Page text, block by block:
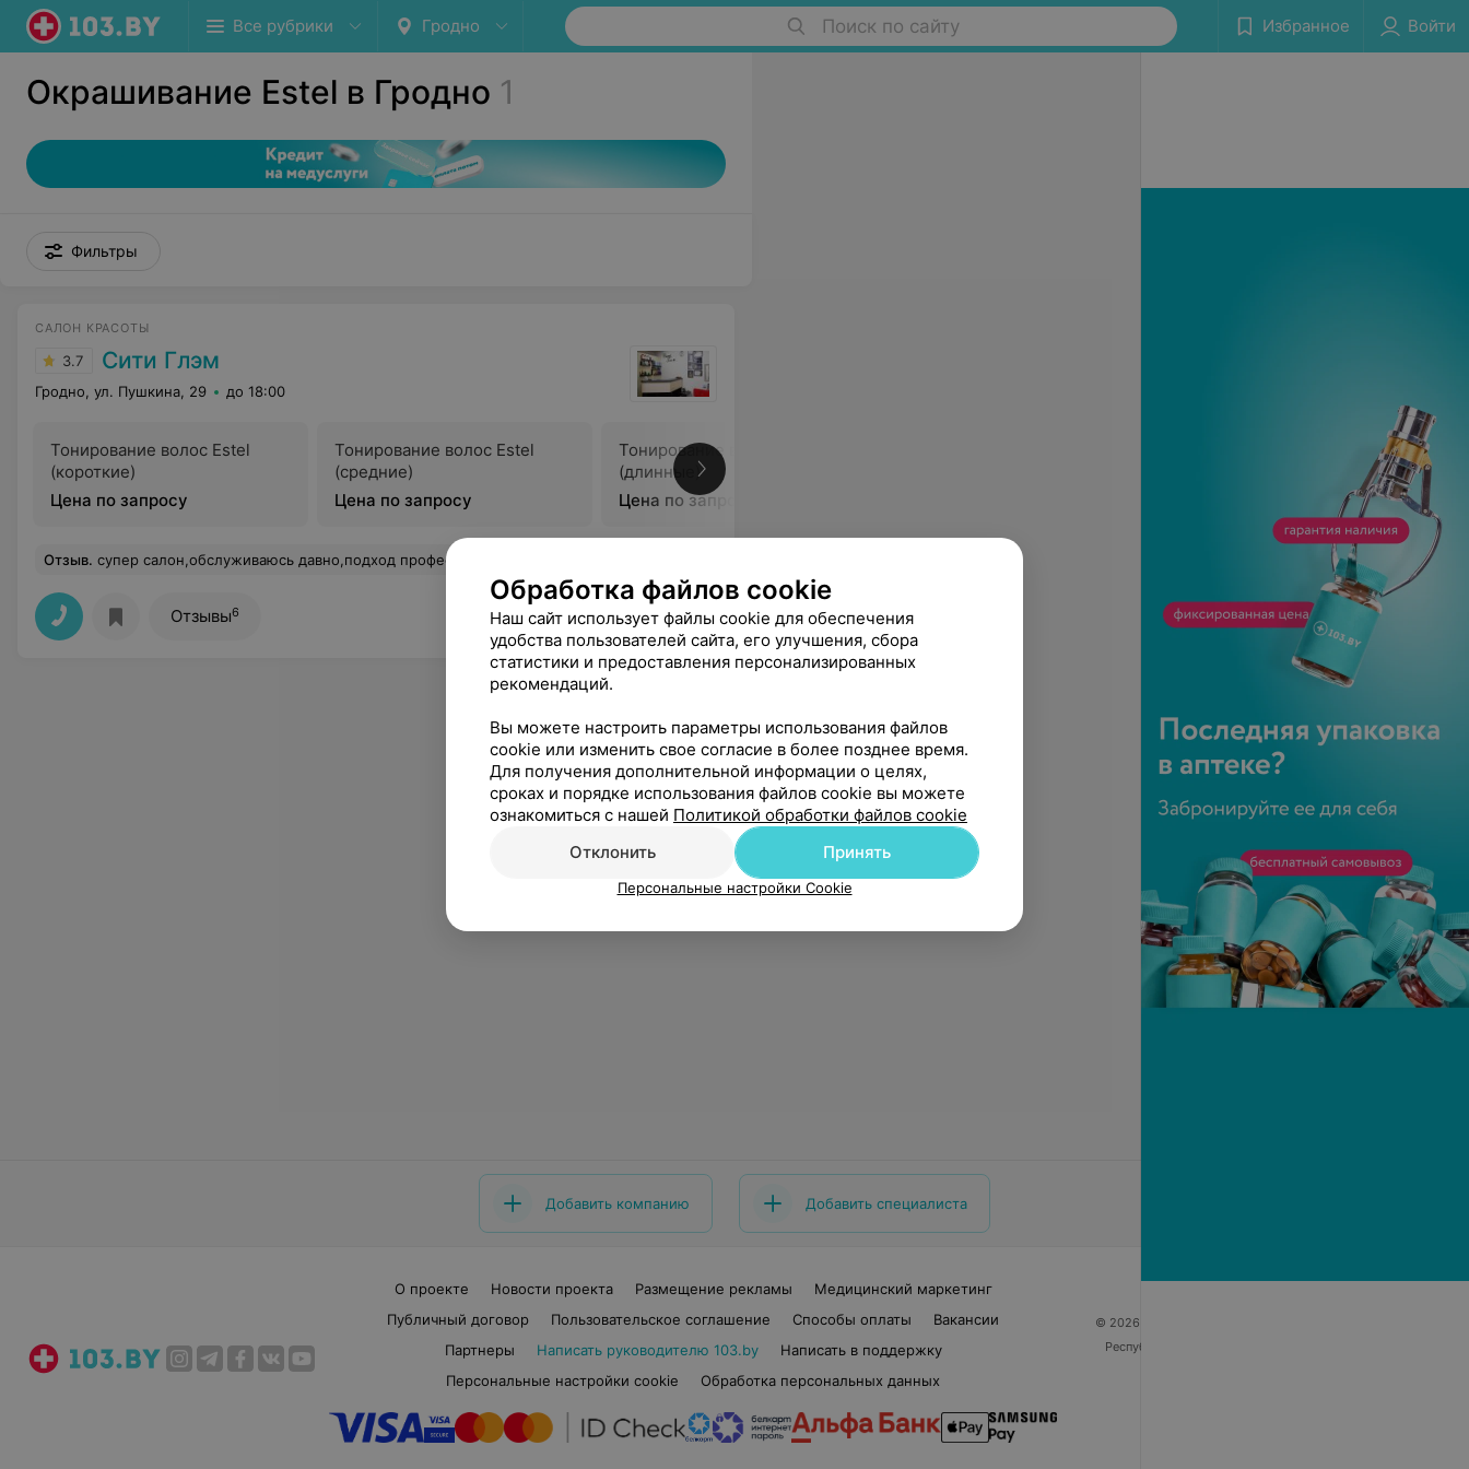
Все рубрики Гродно Поиск по сайту Избранное Войти
Окрашивание Estel в Гродно 1
Фильтры
САЛОН КРАСОТЫ
3.7 Сити Глэм
Гродно, ул. Пушкина, 29 до 18:00
Тонирование волос Estel
(короткие)
Цена по запросу
Тонирование волос Estel
(средние)
Цена по запросу
Тонирование волос Estel
(длинные)
Цена по запросу
Отзыв. супер салон,обслуживаюсь давно,подход профессиональный,цены доступные,все девочки очень хорошие,доброжелательны,всем советую))))
Отзывы6
Добавить компанию Добавить специалиста
О проекте Новости проекта Размещение рекламы
Медицинский маркетинг
Публичный договор
Пользовательское соглашение Способы оплаты
Вакансии
Партнеры
Написать руководителю 103.by
Написать в поддержку
Персональные настройки cookie
Обработка персональных данных
© 2026 ООО «Артокс Лаб», УНП 191700409
Республика Беларусь, г. Минск, улица Толбухина, 2,
Обработка файлов cookie
Наш сайт использует файлы cookie для обеспечения
удобства пользователей сайта, его улучшения, сбора
статистики и предоставления персонализированных
рекомендаций.
Вы можете настроить параметры использования файлов
cookie или изменить свое согласие в более позднее время.
Для получения дополнительной информации о целях,
сроках и порядке использования файлов cookie вы можете
ознакомиться с нашей Политикой обработки файлов cookie
Отклонить
Принять
Персональные настройки Cookie